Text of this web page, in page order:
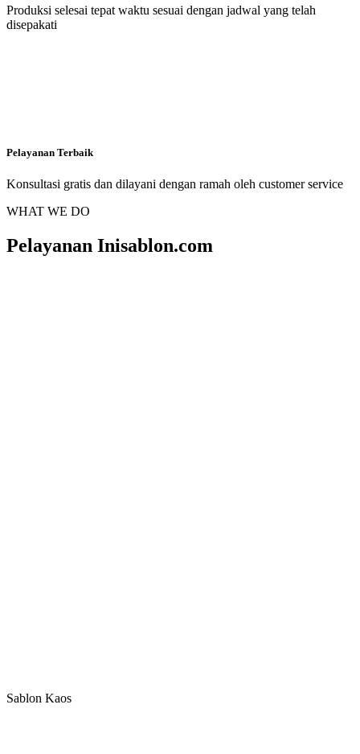
Produksi selesai tepat waktu sesuai dengan jadwal yang telah
disepakati
Pelayanan Terbaik
Konsultasi gratis dan dilayani dengan ramah oleh customer service
WHAT WE DO
Pelayanan Inisablon.com
Sablon Kaos